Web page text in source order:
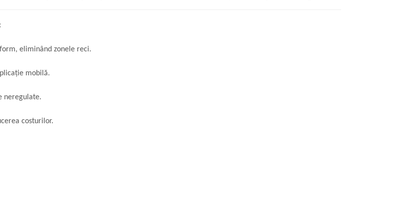
eliminând zonele reci.
mobilă.
neregulate.
costurilor.